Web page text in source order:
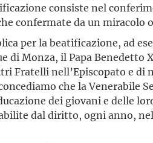
consiste nel
confermate da un
per la beatificazione, ad
di Monza, il Papa
Fratelli nell’Episcopato e di
che la Venerabile
dei giovani e delle
dal diritto, ogni anno,